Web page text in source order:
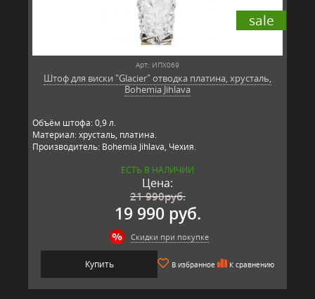
sale
Арт: ИПХ069
Штоф для виски "Glacier" отводка платина, хрусталь,
Bohemia Jihlava
Объём штофа: 0,9 л.
Материал: хрусталь, платина.
Производитель: Bohemia Jihlava, Чехия.
ЕСТЬ В НАЛИЧИИ
Цена:
21 990руб.
19 990 руб.
Скидки при покупке
Купить В избранное К сравнению